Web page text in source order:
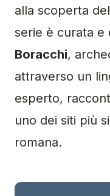
alla scoperta
serie è curata e
Boracchi,
attraverso un
esperto,
uno dei siti più
romana.